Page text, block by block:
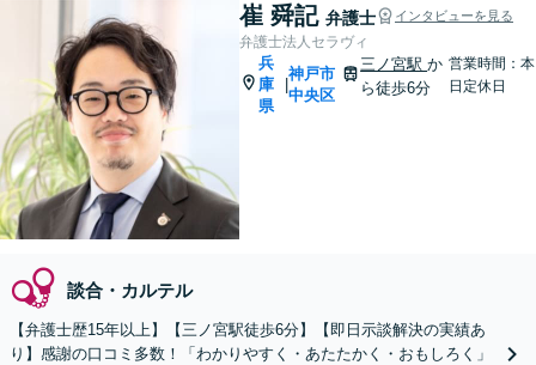
崔 舜記 弁護士 インタビューを見る
弁護士法人セラヴィ
兵
庫
県
神戸市
中央区
三ノ宮駅か
ら徒歩6分
営業時間：本
日定休日
談合・カルテル
【弁護士歴15年以上】【三ノ宮駅徒歩6分】【即日示談解決の実績あ
り】感謝の口コミ多数！「わかりやすく・あたたかく・おもしろく」